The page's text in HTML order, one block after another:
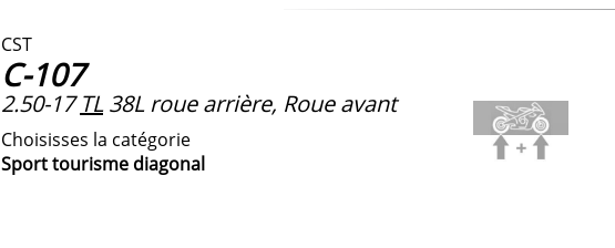
CST
C-107
2.50-17 TL38L roue arrière, Roue avant
Choisisses la catégorie
Sport tourisme diagonal